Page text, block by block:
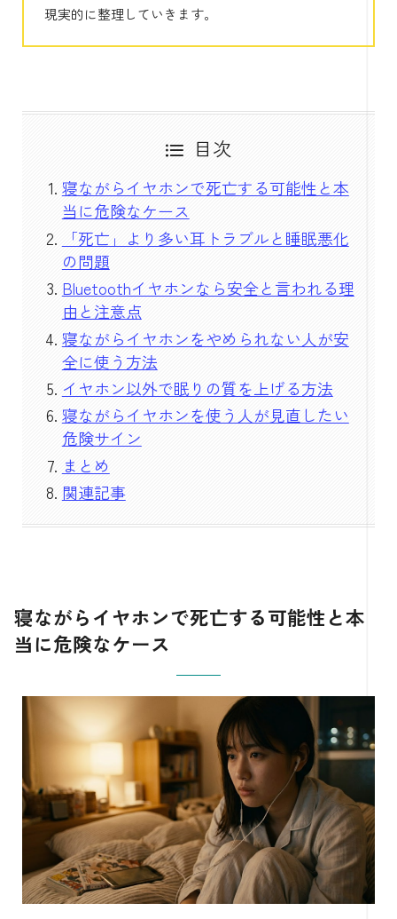
現実的に整理していきます。
目次
寝ながらイヤホンで死亡する可能性と本
当に危険なケース
「死亡」より多い耳トラブルと睡眠悪化
の問題
Bluetoothイヤホンなら安全と言われる理
由と注意点
寝ながらイヤホンをやめられない人が安
全に使う方法
イヤホン以外で眠りの質を上げる方法
寝ながらイヤホンを使う人が見直したい
危険サイン
まとめ
関連記事
寝ながらイヤホンで死亡する可能性と本
当に危険なケース